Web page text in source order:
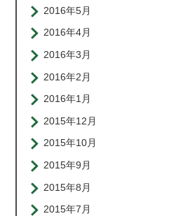
2016年5月
2016年4月
2016年3月
2016年2月
2016年1月
2015年12月
2015年10月
2015年9月
2015年8月
2015年7月